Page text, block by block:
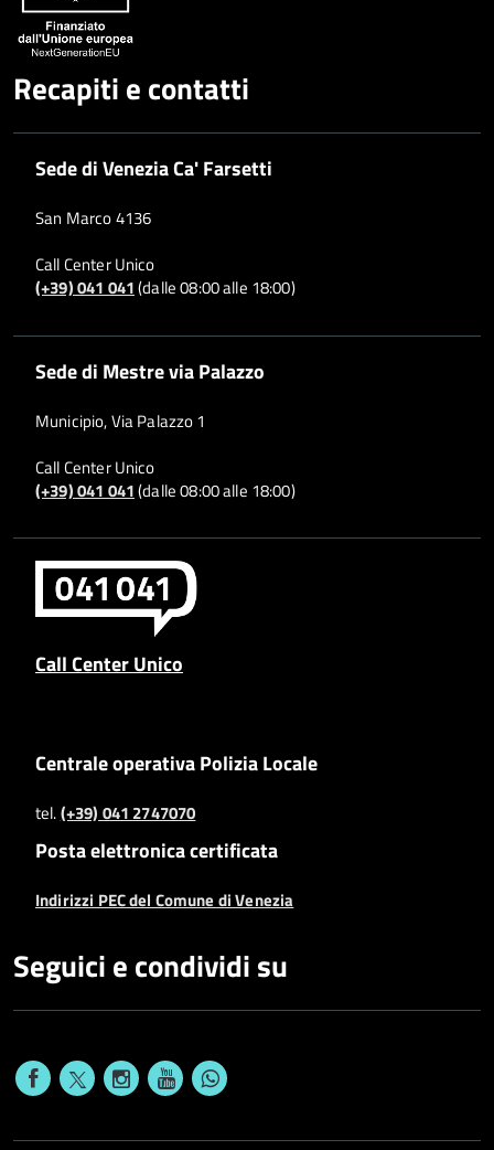
Recapiti e contatti
Sede di Venezia Ca' Farsetti
San Marco 4136
Call Center Unico
(+39) 041 041(dalle 08:00 alle 18:00)
Sede di Mestre via Palazzo
Municipio, Via Palazzo 1
Call Center Unico
(+39) 041 041(dalle 08:00 alle 18:00)
Call Center Unico
Centrale operativa Polizia Locale
tel.(+39) 041 2747070
Posta elettronica certificata
Indirizzi PEC del Comune di Venezia
Seguici e condividi su